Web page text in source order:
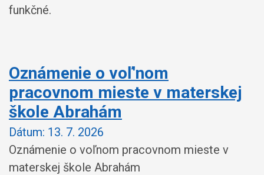
funkčné.
Oznámenie o voľ'nom
pracovnom mieste v materskej
škole Abrahám
Dátum: 13. 7. 2026
Oznámenie o voľnom pracovnom mieste v
materskej škole Abrahám